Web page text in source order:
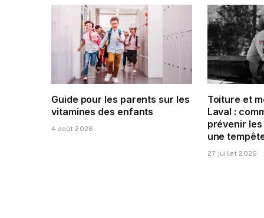
Guide pour les parents sur les
vitamines des enfants
4 août 2026
Toiture et
Laval :
prévenir
une
27 juillet 2026